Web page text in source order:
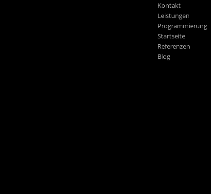
Kontakt
Leistungen
Programmierung
Startseite
Referenzen
Blog